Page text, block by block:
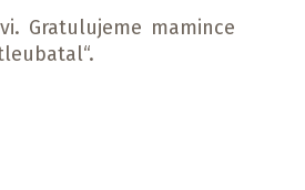
Gratulujeme mamince